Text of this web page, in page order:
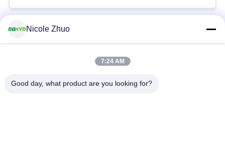
Λαϊκή κατηγορία
συνδετήρας
συνδετήρας
Nicole Zhuo
7:24 AM
Good day, what product are you looking for?